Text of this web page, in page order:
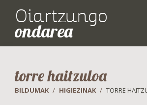
Oiartzungo
ondarea
torre haitzuloa
BILDUMAK HIGIEZINAK TORRE